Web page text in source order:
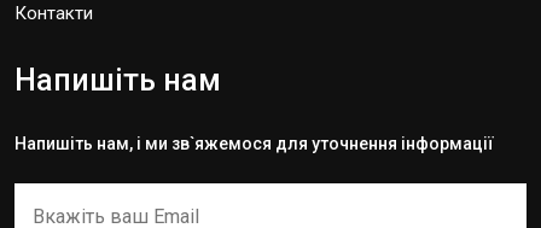
Контакти
Напишіть нам
Напишіть нам, і ми зв`яжемося для уточнення інформації